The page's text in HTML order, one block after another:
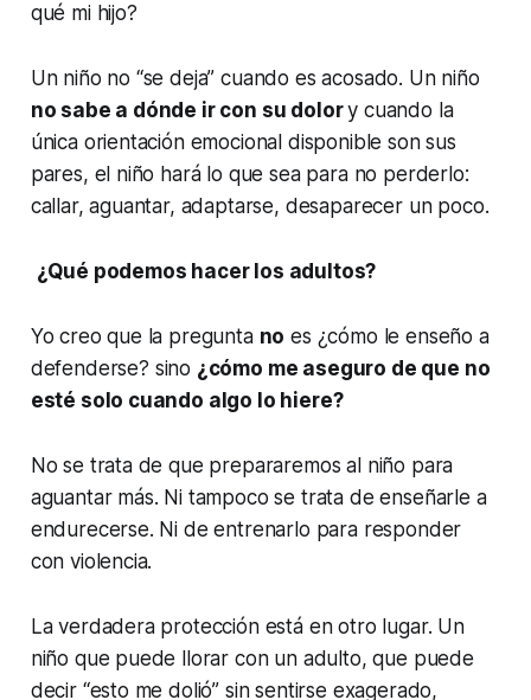
qué mi hijo?
Un niño no “se deja” cuando es acosado. Un niño
no sabe a dónde ir con su dolory cuando la
única orientación emocional disponible son sus
pares, el niño hará lo que sea para no perderlo:
callar, aguantar, adaptarse, desaparecer un poco.
¿Qué podemos hacer los adultos?
Yo creo que la pregunta no es ¿cómo le enseño a
defenderse? sino ¿cómo me aseguro de que no
esté solo cuando algo lo hiere?
No se trata de que prepararemos al niño para
aguantar más. Ni tampoco se trata de enseñarle a
endurecerse. Ni de entrenarlo para responder
con violencia.
La verdadera protección está en otro lugar. Un
niño que puede llorar con un adulto, que puede
decir “esto me dolió” sin sentirse exagerado,